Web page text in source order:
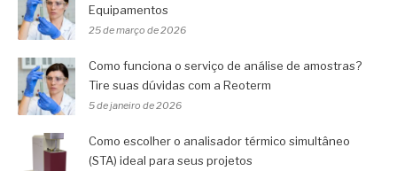
Equipamentos
25 de março de 2026
Como funciona o serviço de análise de amostras?
Tire suas dúvidas com a Reoterm
5 de janeiro de 2026
Como escolher o analisador térmico simultâneo
(STA) ideal para seus projetos